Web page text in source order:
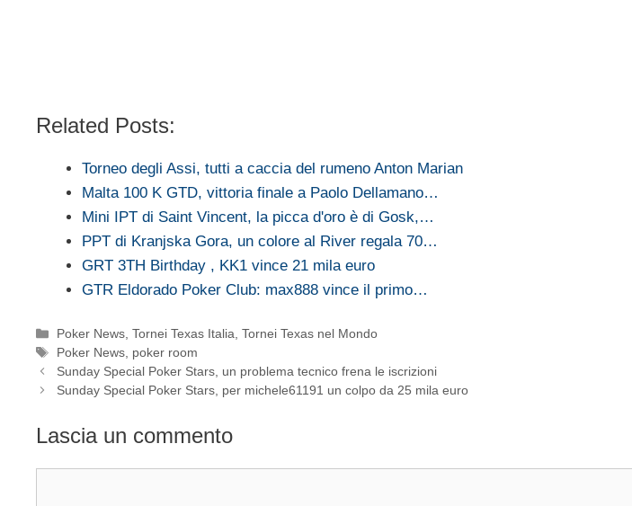
Related Posts:
Torneo degli Assi, tutti a caccia del rumeno Anton Marian
Malta 100 K GTD, vittoria finale a Paolo Dellamano…
Mini IPT di Saint Vincent, la picca d'oro è di Gosk,…
PPT di Kranjska Gora, un colore al River regala 70…
GRT 3TH Birthday , KK1 vince 21 mila euro
GTR Eldorado Poker Club: max888 vince il primo…
Categorie
Poker News,Tornei Texas Italia,Tornei Texas nel Mondo
Tag
Poker News, poker room
Sunday Special Poker Stars, un problema tecnico frena le iscrizioni
Sunday Special Poker Stars, per michele61191 un colpo da 25 mila euro
Lascia un commento